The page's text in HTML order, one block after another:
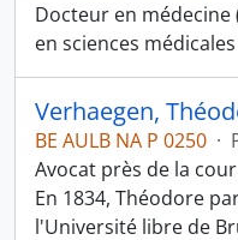
Docteur en médecine
en sciences médicales
Verhaegen,
BE AULB NA P 0250 ·
Avocat près de la
En 1834, Théodore
l'Université libre de